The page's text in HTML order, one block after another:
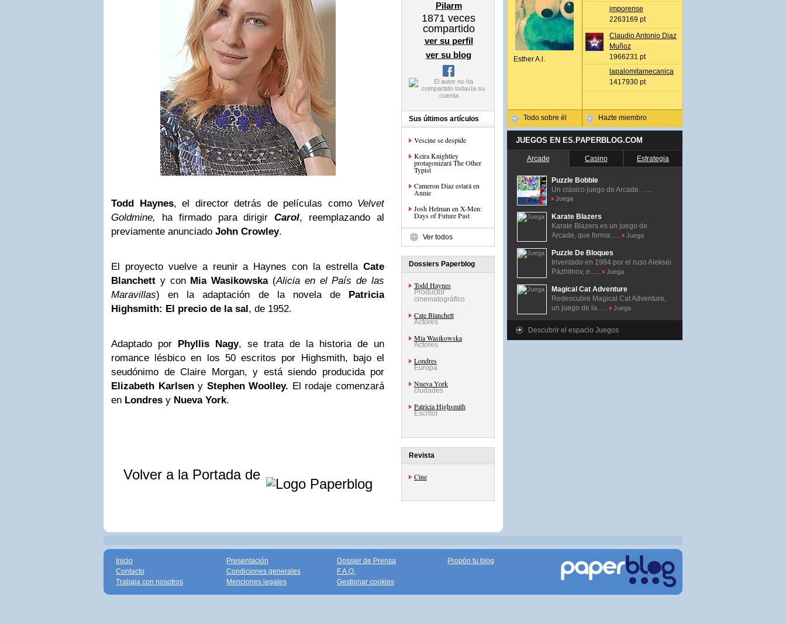
Todd Haynes, el director detrás de películas como Velvet
Goldmine, ha firmado para dirigirCarol, reemplazando al
previamente anunciado John Crowley.
El proyecto vuelve a reunir a Haynes con la estrella Cate
Blanchett y con Mia Wasikowska(Alicia en el País de las
Maravillas) en la adaptación de la novela de Patricia
Highsmith: El precio de la sal, de 1952.
Adaptado por Phyllis Nagy, se trata de la historia de un
romance lésbico en los 50 escritos por Highsmith, bajo el
seudónimo de Claire Morgan, y está siendo producida por
Elizabeth Karlseny Stephen Woolley. El rodaje comenzará
en Londres y Nueva York.
Volver a la Portada de
Pilarm
1871 veces
compartido
ver su perfil
ver su blog
Sus últimos artículos
Vescine se despide
Keira Knightley
protagonizará The Other
Typist
Cameron Diaz estará en
Annie
Josh Helman en X-Men:
Days of Future Past
Ver todos
Dossiers Paperblog
Todd Haynes
Productor
cinematográfico
Cate Blanchett
Actores
Mia Wasikowska
Actores
Londres
Europa
Nueva York
ciudades
Patricia Highsmith
Escritor
Revista
Cine
Esther A.l.
Todo sobre él
jmporense
2263169 pt
Claudio Antonio Diaz
Muñoz
1966231 pt
lapalomitamecanica
1417930 pt
Hazte miembro
JUEGOS EN ES.PAPERBLOG.COM
Arcade Casino Estrategia
Puzzle Bobble
Un clásico juego de Arcade. ......
Juega
Karate Blazers
Karate Blazers es un juego de
Arcade, que forma......
Juega
Puzzle De Bloques
Inventado en 1984 por el ruso Alekséi
Pázhitnov, e......
Juega
Magical Cat Adventure
Redescubre Magical Cat Adventure,
un juego de la......
Juega
Descubrir el espacio Juegos
Inicio
Contacto
Trabaja con nosotros
Presentación
Condiciones generales
Menciones legales
Dossier de Prensa
F.A.Q.
Gestionar cookies
Propón tu blog